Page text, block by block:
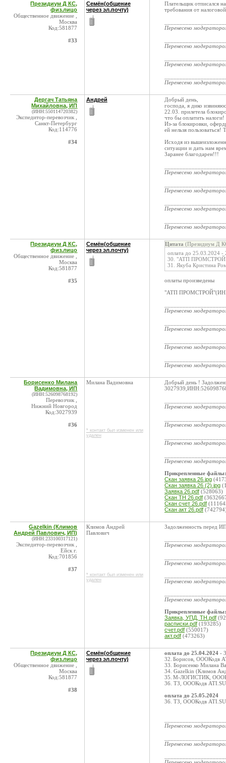
Президиум Д КС,
физ.лицо
Общественное движение ,
Москва
Код:581877
#33
Семён(общение
через эл.почту)
Плательщик отписался
требования от
Перенесено
Перенесено
Перенесено
Перенесено
Дергач Татьяна
Михайловна, ИП
(ИНН:550114720382)
Экспедитор-перевозчик ,
Санкт-Петербург
Код:114776
#34
Андрей
Добрый день,
господа, я дико
22.03. прилетела
что бы оплатить налоги!
Из-за блокировки,
ей нельзя пользоваться!
Исходя из
ситуации и дать нам
Заранее благодарен!!!
Перенесено
Перенесено
Перенесено
Перенесено
Президиум Д КС,
физ.лицо
Общественное движение ,
Москва
Код:581877
#35
Семён(общение
через эл.почту)
Цитата (Президиум Д
оплата до 25.03.2024 -
30. "АТП
31. Якуба Кристина
оплаты произведены
"АТП ПРОМСТРОЙ"(ИНН
Перенесено
Перенесено
Перенесено
Перенесено
Борисенко Милана
Вадимовна, ИП
(ИНН:526098768192)
Перевозчик ,
Нижний Новгород
Код:3027939
#36
Милана Вадимовна
* контакт был изменен или
удален
Добрый день !
Перенесено
Перенесено
Перенесено
Перенесено
Прикрепленные файлы:
Скан заявка 26.jpg
Скан заявка 26 (2).jpg
Заявка 26.pdf (528063)
Скан ТН 26.pdf
Скан счет 26.pdf
Скан акт 26.pdf
Gazelkin (Климов
Андрей Павлович, ИП)
(ИНН:233100317121)
Экспедитор-перевозчик ,
Ейск г.
Код:701856
#37
Климов Андрей
Павлович
* контакт был изменен или
удален
Задолженность перед
Перенесено
Перенесено
Перенесено
Перенесено
Прикрепленные файлы:
Заявка, УПД, ТН.pdf
расписки.pdf (193285)
счет.pdf (550017)
акт.pdf (473263)
Президиум Д КС,
физ.лицо
Общественное движение ,
Москва
Код:581877
#38
Семён(общение
через эл.почту)
оплата до 25.04.2024 -
32. Борисов, ОООКодв
33. Борисенко Милана
34. Gazelkin (Климов
35. М-ЛОГИСТИК,
36. ТЗ, ОООКодв
оплата до 25.05.2024
36. ТЗ, ОООКодв
Перенесено
Перенесено